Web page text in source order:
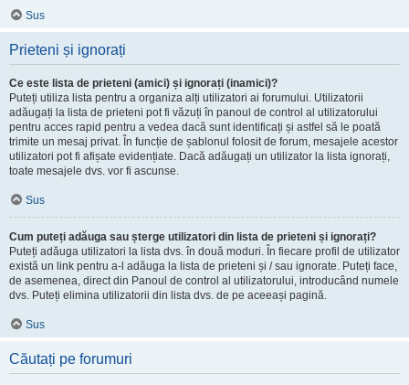
Sus
Prieteni și ignorați
Ce este lista de prieteni (amici) și ignorați (inamici)?
Puteți utiliza lista pentru a organiza alți utilizatori ai forumului. Utilizatorii
adăugați la lista de prieteni pot fi văzuți în panoul de control al utilizatorului
pentru acces rapid pentru a vedea dacă sunt identificați și astfel să le poată
trimite un mesaj privat. În funcție de șablonul folosit de forum, mesajele acestor
utilizatori pot fi afișate evidențiate. Dacă adăugați un utilizator la lista ignorați,
toate mesajele dvs. vor fi ascunse.
Sus
Cum puteți adăuga sau șterge utilizatori din lista de prieteni și ignorați?
Puteți adăuga utilizatori la lista dvs. în două moduri. În fiecare profil de utilizator
există un link pentru a-l adăuga la lista de prieteni și / sau ignorate. Puteți face,
de asemenea, direct din Panoul de control al utilizatorului, introducând numele
dvs. Puteți elimina utilizatorii din lista dvs. de pe aceeași pagină.
Sus
Căutați pe forumuri